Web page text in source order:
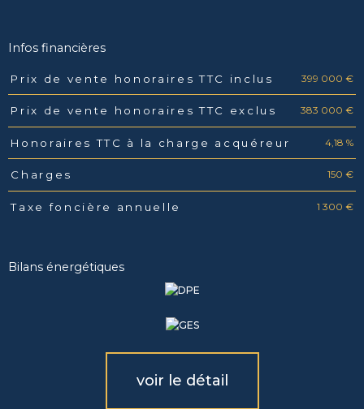
Infos financières
Caractéristiques Valeurs
Prix de vente honoraires TTC inclus 399 000 €
Prix de vente honoraires TTC exclus 383 000 €
Honoraires TTC à la charge acquéreur 4,18 %
Charges 150 €
Taxe foncière annuelle 1 300 €
Bilans énergétiques
voir le détail